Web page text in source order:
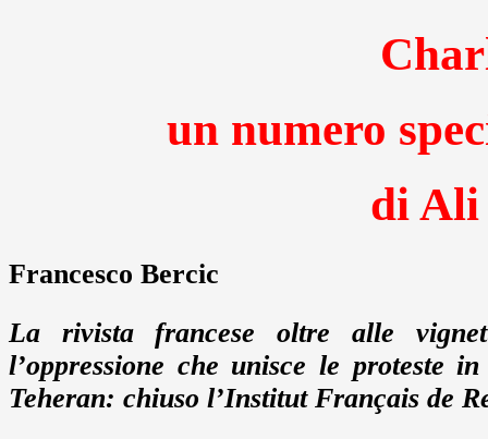
un numero
di Ali
Francesco Bercic
La rivista francese oltre alle
l’oppressione che unisce le proteste
Teheran: chiuso l’Institut Français de